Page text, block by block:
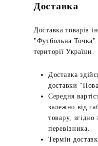
Доставка
Доставка товарів
"Футбольна Точка"
території України.
Доставка
доставки
Середня
залежно від
товару,
перевізника.
Термін